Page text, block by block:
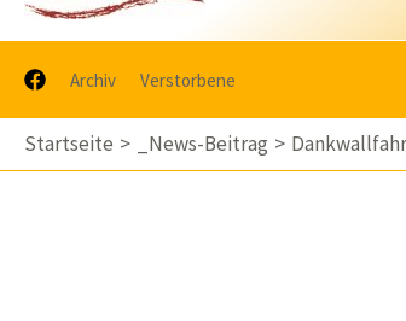
Archiv Verstorbene
Startseite _News-Beitrag